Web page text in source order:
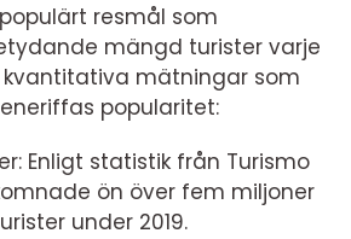
resmål som
mängd turister varje
kvantitativa mätningar som
popularitet:
Enligt statistik från Turismo
ön över fem miljoner
under 2019.